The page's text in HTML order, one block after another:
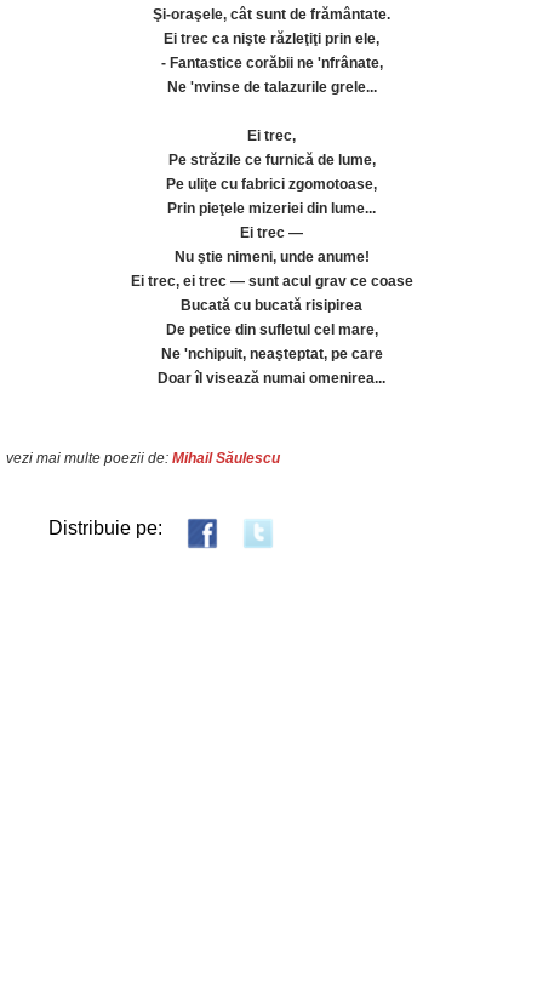
Şi-oraşele, cât sunt de frământate.
Ei trec ca nişte răzleţiţi prin ele,
- Fantastice corăbii ne 'nfrânate,
Ne 'nvinse de talazurile grele...
Ei trec,
Pe străzile ce furnică de lume,
Pe uliţe cu fabrici zgomotoase,
Prin pieţele mizeriei din lume...
Ei trec —
Nu ştie nimeni, unde anume!
Ei trec, ei trec — sunt acul grav ce coase
Bucată cu bucată risipirea
De petice din sufletul cel mare,
Ne 'nchipuit, neaşteptat, pe care
Doar îl visează numai omenirea...
vezi mai multe poezii de: Mihail Săulescu
Distribuie pe: